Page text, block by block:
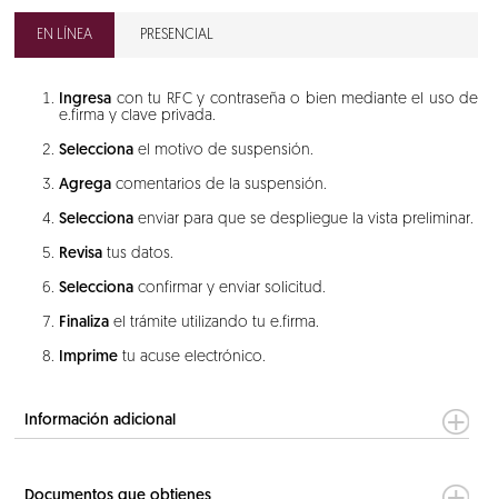
EN LÍNEA PRESENCIAL
Ingresa con tu RFC y contraseña o bien mediante el uso de
e.firma y clave privada.
Selecciona el motivo de suspensión.
Agrega comentarios de la suspensión.
Selecciona enviar para que se despliegue la vista preliminar.
Revisa tus datos.
Selecciona confirmar y enviar solicitud.
Finaliza el trámite utilizando tu e.firma.
Imprime tu acuse electrónico.
Información adicional